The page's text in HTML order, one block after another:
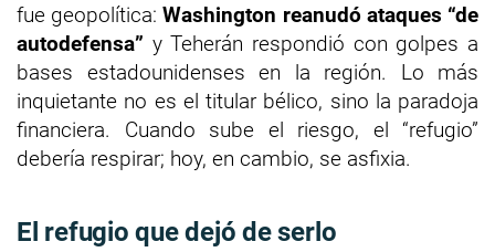
fue geopolítica:Washington reanudó ataques “de
autodefensa” y Teherán respondió con golpes a
bases estadounidenses en la región. Lo más
inquietante no es el titular bélico, sino la paradoja
financiera. Cuando sube el riesgo, el “refugio”
debería respirar; hoy, en cambio, se asfixia.
El refugio que dejó de serlo